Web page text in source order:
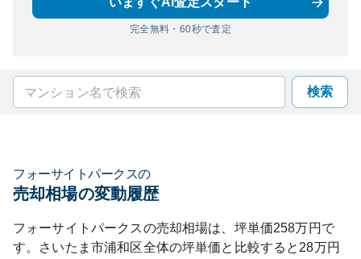
完全無料・60秒で査定
検索
フォーサイトパークスの
売却相場の変動履歴
フォーサイトパークスの売却相場は、坪単価258万円で
す。 さいたま市浦和区全体の坪単価と比較すると 28万円